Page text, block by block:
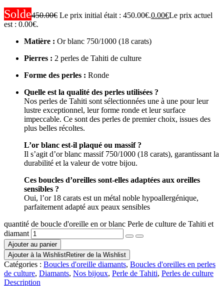
Solde450.00€ Le prix initial était : 450.00€.0.00€Le prix actuel
est : 0.00€.
Matière : Or blanc 750/1000 (18 carats)
Pierres : 2 perles de Tahiti de culture
Forme des perles : Ronde
Quelle est la qualité des perles utilisées ?
Nos perles de Tahiti sont sélectionnées une à une pour leur
lustre exceptionnel, leur forme ronde et leur surface
impeccable. Ce sont des perles de premier choix, issues des
plus belles récoltes.
L’or blanc est-il plaqué ou massif ?
Il s’agit d’or blanc massif 750/1000 (18 carats), garantissant la
durabilité et la valeur de votre bijou.
Ces boucles d’oreilles sont-elles adaptées aux oreilles
sensibles ?
Oui, l’or 18 carats est un métal noble hypoallergénique,
parfaitement adapté aux peaux sensibles
quantité de boucle d'oreille en or blanc Perle de culture de Tahiti et
diamant
Ajouter au panier
Ajouter à la WishlistRetirer de la Wishlist
Catégories : Boucles d'oreille diamants, Boucles d'oreilles en perles
de culture, Diamants, Nos bijoux, Perle de Tahiti, Perles de culture
Description